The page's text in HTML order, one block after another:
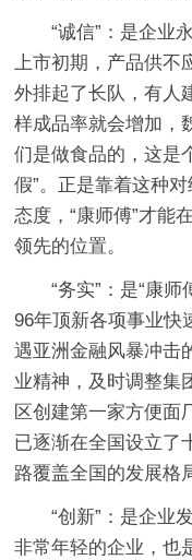
“诚信”：是企业
上市初期，产品供
外排起了长队，有人
样成品率就会增加，
们是做食品的，这是
假”。正是靠着这种
态度，“康师傅”才能
领先的位置。
“务实”：是“康
96年顶新各项事业快
遇亚洲金融风暴冲击
业精神，及时调整集
区创建第一家方便面
已逐渐在全国设立了
路覆盖全国的发展格
“创新”：是企业
非常年轻的企业，也